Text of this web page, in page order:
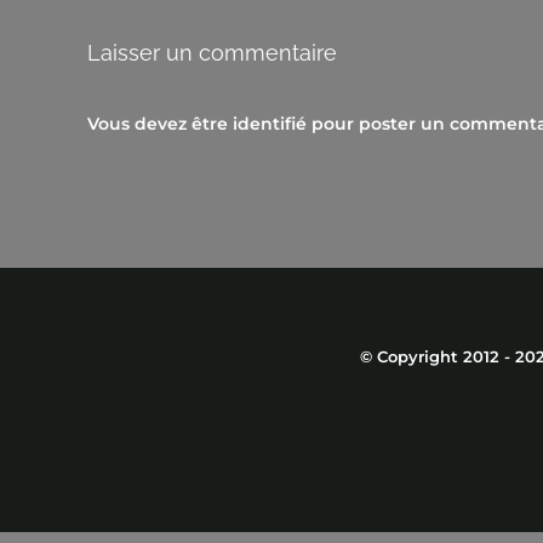
Laisser un commentaire
Vous devez être identifié pour poster un
© Copyright 2012 -